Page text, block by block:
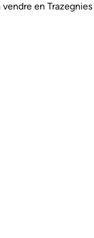
vendre en Trazegnies